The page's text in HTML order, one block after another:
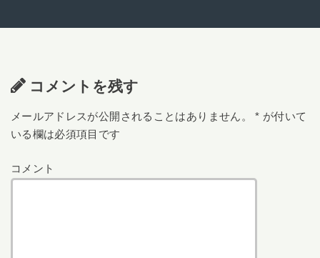
コメントを残す
メールアドレスが公開されることはありません。 * が付いて
いる欄は必須項目です
コメント